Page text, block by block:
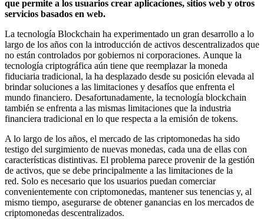
que permite a los usuarios crear aplicaciones, sitios web y otros
servicios basados ​​en web.
La tecnología Blockchain ha experimentado un gran desarrollo a lo
largo de los años con la introducción de activos descentralizados que
no están controlados por gobiernos ni corporaciones. Aunque la
tecnología criptográfica aún tiene que reemplazar la moneda
fiduciaria tradicional, la ha desplazado desde su posición elevada al
brindar soluciones a las limitaciones y desafíos que enfrenta el
mundo financiero. Desafortunadamente, la tecnología blockchain
también se enfrenta a las mismas limitaciones que la industria
financiera tradicional en lo que respecta a la emisión de tokens.
A lo largo de los años, el mercado de las criptomonedas ha sido
testigo del surgimiento de nuevas monedas, cada una de ellas con
características distintivas. El problema parece provenir de la gestión
de activos, que se debe principalmente a las limitaciones de la
red. Solo es necesario que los usuarios puedan comerciar
convenientemente con criptomonedas, mantener sus tenencias y, al
mismo tiempo, asegurarse de obtener ganancias en los mercados de
criptomonedas descentralizados.